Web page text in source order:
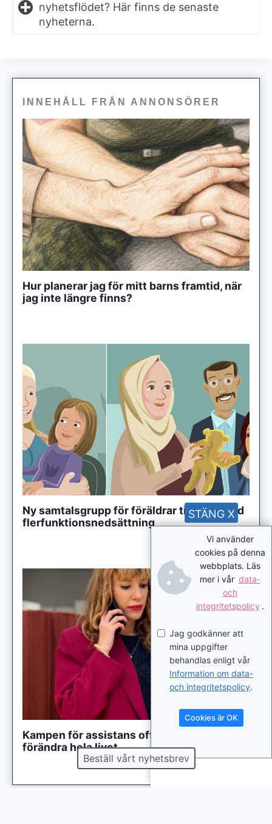
nyhetsflödet? Här finns de senaste
nyheterna.
INNEHÅLL FRÅN ANNONSÖRER
Hur planerar jag för mitt barns framtid, när
jag inte längre finns?
Ny samtalsgrupp för föräldrar till barn med
flerfunktionsnedsättning
Kampen för assistans ofta lång – men kan
förändra hela livet
Beställ vårt nyhetsbrev
Vi använder
cookies på denna
webbplats. Läs
mer i vår data-
och
integritetspolicy .
Jag godkänner att
mina uppgifter
behandlas enligt vår
Information om data-
och integritetspolicy.
Cookies är OK
STÄNG X